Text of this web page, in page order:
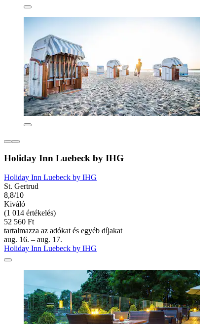
Holiday Inn Luebeck by IHG
Holiday Inn Luebeck by IHG
St. Gertrud
8,8/10
Kiváló
(1 014 értékelés)
52 560 Ft
tartalmazza az adókat és egyéb díjakat
aug. 16. – aug. 17.
Holiday Inn Luebeck by IHG